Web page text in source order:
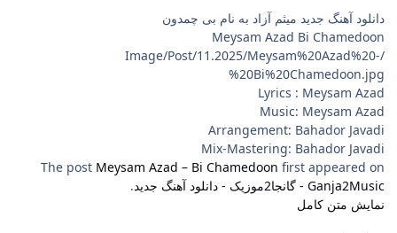
دانلود آهنگ جدید میثم آزاد به نام بی‌ چمدون
Meysam Azad Bi Chamedoon
/Image/Post/11.2025/Meysam%20Azad%20-
%20Bi%20Chamedoon.jpg
Lyrics : Meysam Azad
Music: Meysam Azad
Arrangement: Bahador Javadi
Mix-Mastering: Bahador Javadi
The post Meysam Azad – Bi Chamedoon first appeared on
Ganja2Music - گانجا2موزیک - دانلود آهنگ جدید
.
نمایش متن کامل